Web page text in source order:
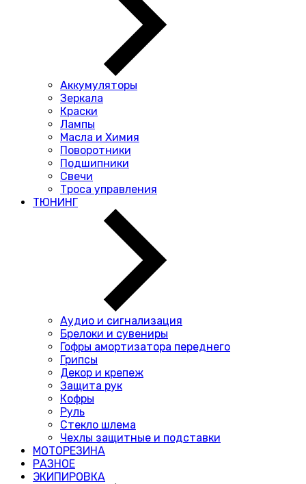
Аккумуляторы
Зеркала
Краски
Лампы
Масла и Химия
Поворотники
Подшипники
Свечи
Троса управления
ТЮНИНГ
Аудио и сигнализация
Брелоки и сувениры
Гофры амортизатора переднего
Грипсы
Декор и крепеж
Защита рук
Кофры
Руль
Стекло шлема
Чехлы защитные и подставки
МОТОРЕЗИНА
РАЗНОЕ
ЭКИПИРОВКА